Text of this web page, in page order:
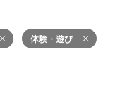
体験・遊び